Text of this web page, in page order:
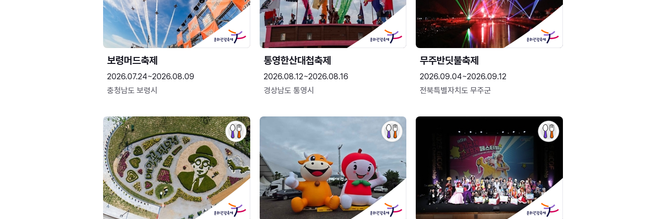
보령머드축제
2026.07.24~2026.08.09
충청남도 보령시
통영한산대첩축제
2026.08.12~2026.08.16
경상남도 통영시
무주반딧불축제
2026.09.04~2026.09.12
전북특별자치도 무주군